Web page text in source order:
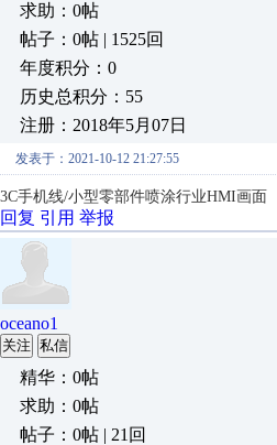
求助：0帖
帖子：0帖 | 1525回
年度积分：0
历史总积分：55
注册：2018年5月07日
发表于：2021-10-12 21:27:55
3C手机线/小型零部件喷涂行业HMI画面
回复 引用 举报
oceano1
关注 私信
精华：0帖
求助：0帖
帖子：0帖 | 21回